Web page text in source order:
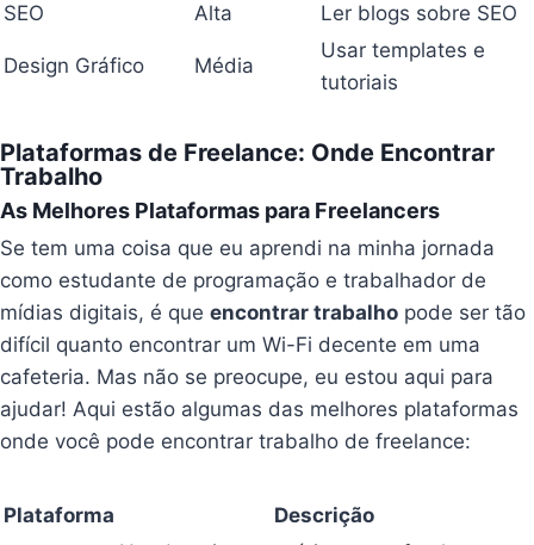
SEO
Alta Ler blogs sobre SEO
Design Gráfico Média
Usar templates e
tutoriais
Plataformas de Freelance: Onde Encontrar
Trabalho
As Melhores Plataformas para Freelancers
Se tem uma coisa que eu aprendi na minha jornada
como estudante de programação e trabalhador de
mídias digitais, é queencontrar trabalho pode ser tão
difícil quanto encontrar um Wi-Fi decente em uma
cafeteria. Mas não se preocupe, eu estou aqui para
ajudar! Aqui estão algumas das melhores plataformas
onde você pode encontrar trabalho de freelance:
Plataforma Descrição